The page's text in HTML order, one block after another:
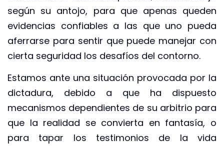
según su antojo, para que apenas queden
evidencias confiables a las que uno pueda
aferrarse para sentir que puede manejar con
cierta seguridad los desafíos del contorno.
Estamos ante una situación provocada por la
dictadura, debido a que ha dispuesto
mecanismos dependientes de su arbitrio para
que la realidad se convierta en fantasía, o
para tapar los testimonios de la vida